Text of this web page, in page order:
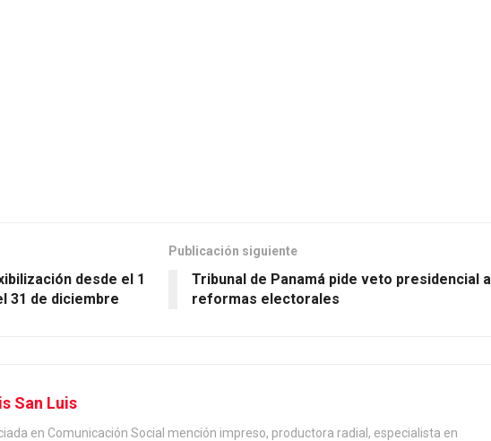
desde el 1
31 de diciembre
Publicación siguiente
Tribunal de Panamá pide veto presidencial a
reformas electorales
San Luis
en Comunicación Social mención impreso, productora radial, especialista en